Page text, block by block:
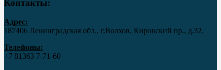
Контакты:
Адрес:
187406 Ленинградская обл., г.Волхов, Кировский пр., д.32.
Телефоны:
+7 81363 7‑71-60